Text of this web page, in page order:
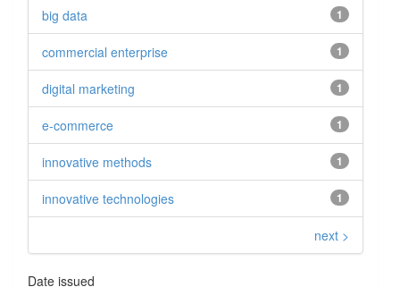
1
big data
1
commercial enterprise
1
digital marketing
1
e-commerce
1
innovative methods
1
innovative technologies
next >
Date issued